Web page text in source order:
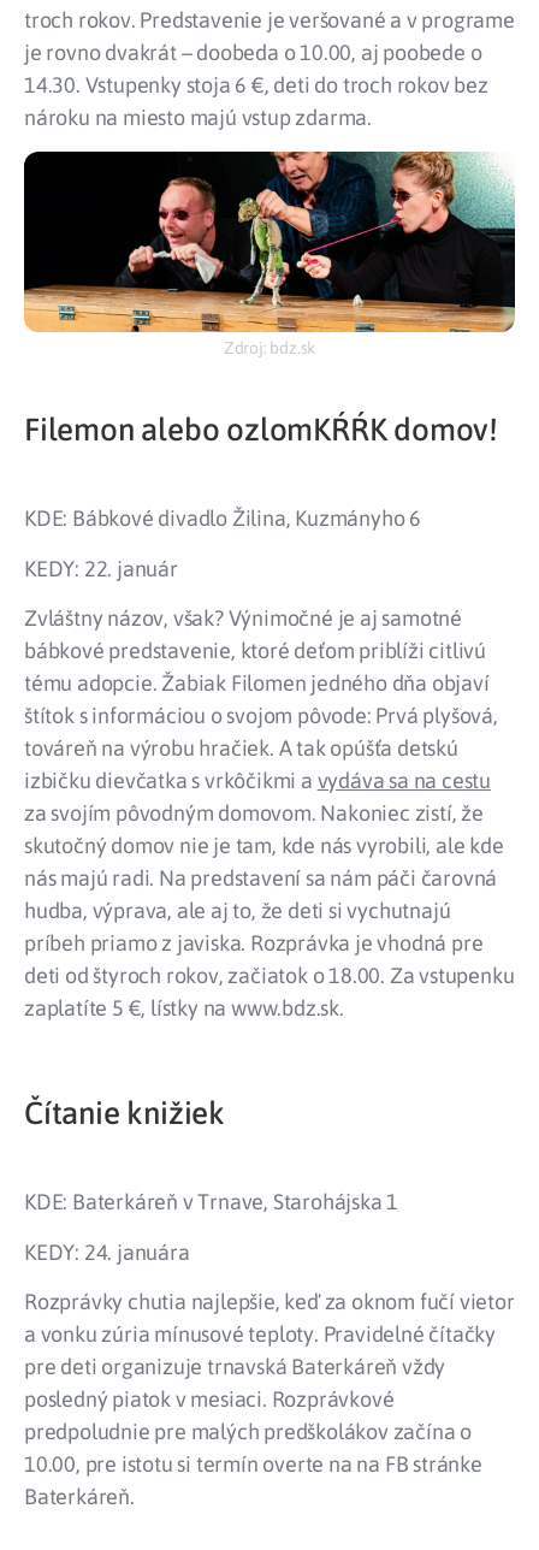
troch rokov. Predstavenie je veršované a v programe
je rovno dvakrát – doobeda o 10.00, aj poobede o
14.30. Vstupenky stoja 6 €, deti do troch rokov bez
nároku na miesto majú vstup zdarma.
Zdroj: bdz.sk
Filemon alebo ozlomKŔŔK domov!
KDE: Bábkové divadlo Žilina, Kuzmányho 6
KEDY: 22. január
Zvláštny názov, však? Výnimočné je aj samotné
bábkové predstavenie, ktoré deťom priblíži citlivú
tému adopcie. Žabiak Filomen jedného dňa objaví
štítok s informáciou o svojom pôvode: Prvá plyšová,
továreň na výrobu hračiek. A tak opúšťa detskú
izbičku dievčatka s vrkôčikmi a vydáva sa na cestu
za svojím pôvodným domovom. Nakoniec zistí, že
skutočný domov nie je tam, kde nás vyrobili, ale kde
nás majú radi. Na predstavení sa nám páči čarovná
hudba, výprava, ale aj to, že deti si vychutnajú
príbeh priamo z javiska. Rozprávka je vhodná pre
deti od štyroch rokov, začiatok o 18.00. Za vstupenku
zaplatíte 5 €, lístky na www.bdz.sk.
Čítanie knižiek
KDE: Baterkáreň v Trnave, Starohájska 1
KEDY: 24. januára
Rozprávky chutia najlepšie, keď za oknom fučí vietor
a vonku zúria mínusové teploty. Pravidelné čítačky
pre deti organizuje trnavská Baterkáreň vždy
posledný piatok v mesiaci. Rozprávkové
predpoludnie pre malých predškolákov začína o
10.00, pre istotu si termín overte na na FB stránke
Baterkáreň.